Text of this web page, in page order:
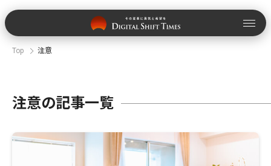
Top 注意
注意の記事一覧